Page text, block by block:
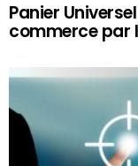
Panier
commerce par